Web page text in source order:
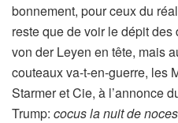
bonnement, pour ceux du
reste que de voir le dépit
von der Leyen en tête, mais
couteaux va-t-en-guerre, les
Starmer et Cie, à l’annonce
Trump: cocus la nuit de